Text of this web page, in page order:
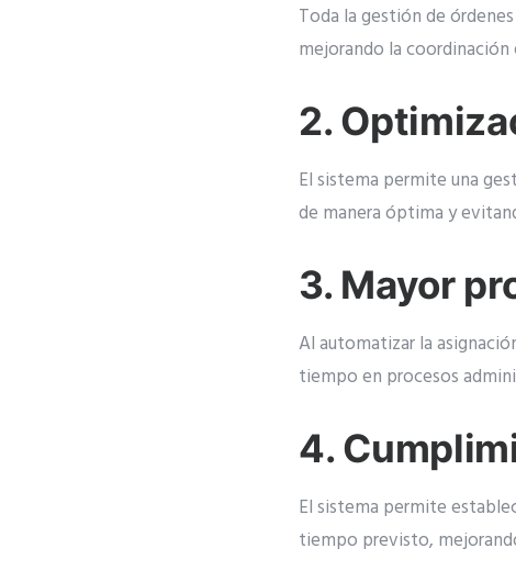
Toda la gestión de
mejorando la coordinación
2.
El sistema permite una
de manera óptima y
3. Mayor
Al automatizar la
tiempo en procesos
4.
El sistema permite
tiempo previsto,